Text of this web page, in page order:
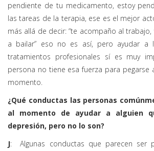
pendiente de tu medicamento, estoy
las tareas de la terapia, ese es el mejor
más allá de decir: “te acompaño al
a bailar” eso no es así, pero ayudar a
tratamientos profesionales sí es muy
persona no tiene esa fuerza para
momento.
¿Qué conductas las personas
al momento de ayudar a alguien
depresión, pero no lo son?
J: Algunas conductas que parecen ser